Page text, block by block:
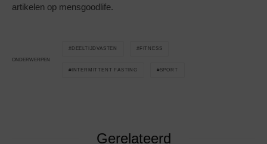
artikelen op mensgoodlife.
ONDERWERPEN
DEELTIJDVASTEN FITNESS
INTERMITTENT FASTING SPORT
Gerelateerd